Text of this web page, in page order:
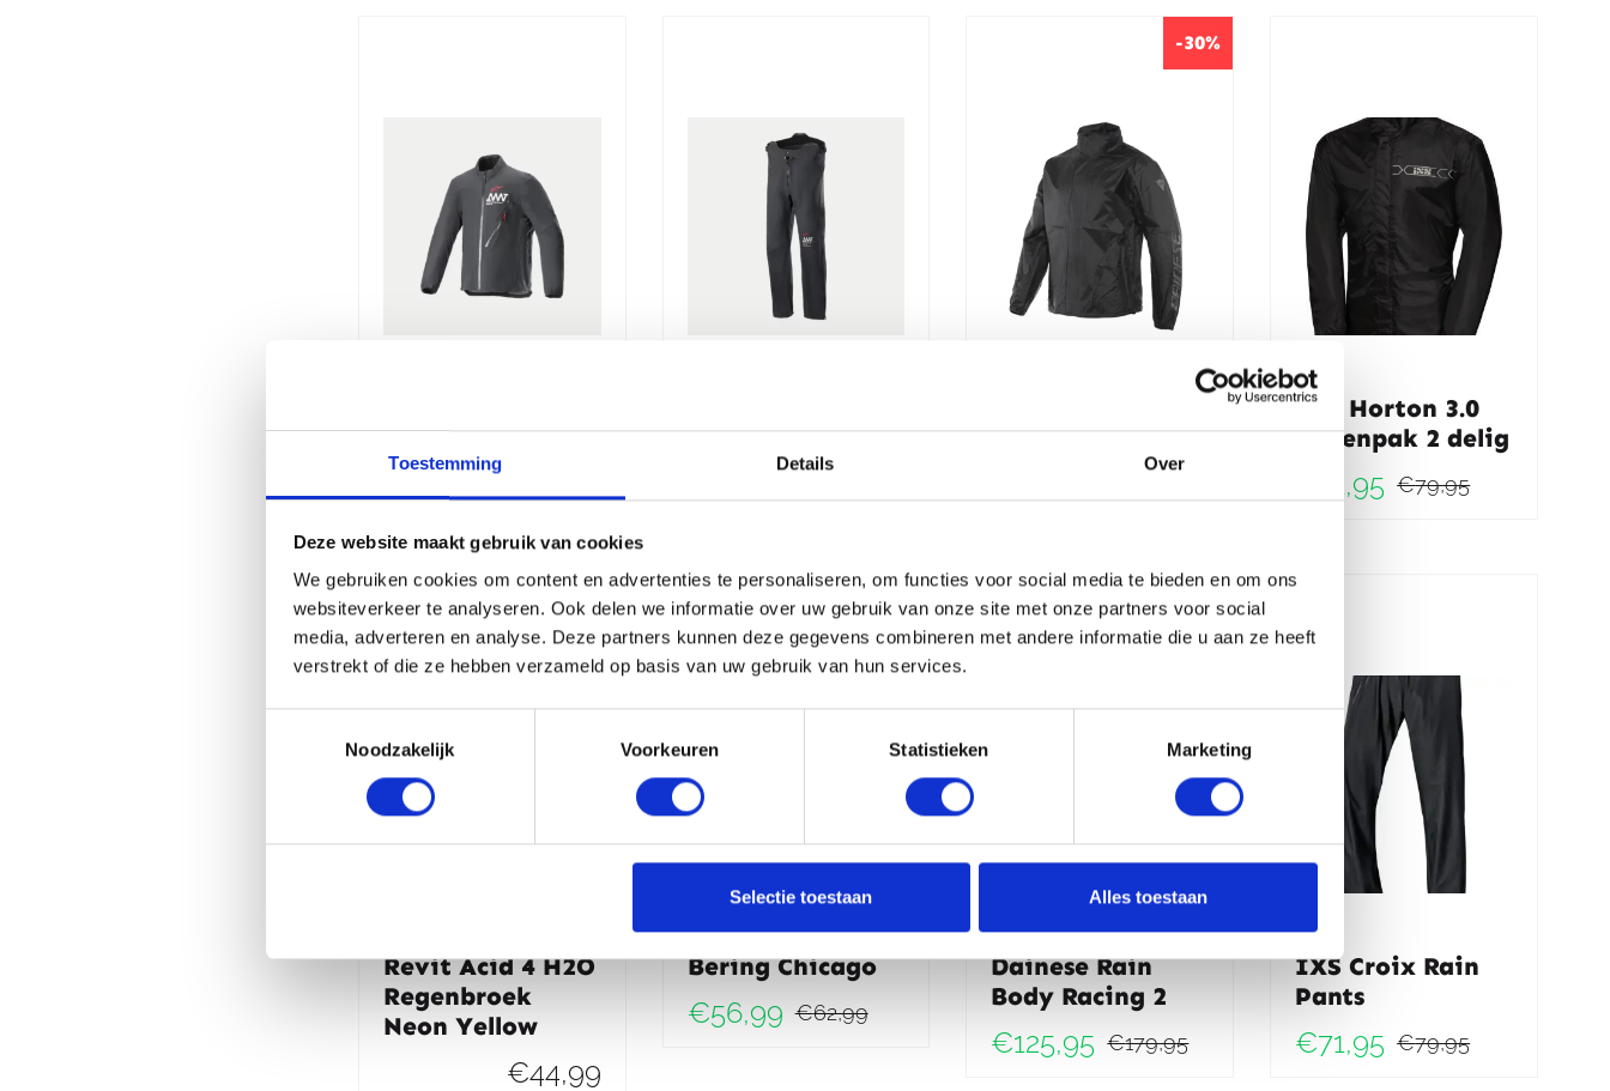
Toestemming Details Over
Deze website maakt gebruik van cookies
We gebruiken cookies om content en advertenties te personaliseren, om functies voor social media te bieden en om ons
websiteverkeer te analyseren. Ook delen we informatie over uw gebruik van onze site met onze partners voor social
media, adverteren en analyse. Deze partners kunnen deze gegevens combineren met andere informatie die u aan ze heeft
verstrekt of die ze hebben verzameld op basis van uw gebruik van hun services.
Noodzakelijk
Voorkeuren Statistieken Marketing
Selectie toestaan Alles toestaan
prijs
was:
prijs
is:
Storm Drystar XF
Jacket Black
Oorspronkelijke
prijs
was:
€139,95.
Huidige
prijs
is:
€132,95.
Storm Drystar XF
Pants Black
prijs
was:
€129,95.
prijs
is:
€123,95.
-30%
Rain Jacket Black
Fluo Yellow 620
prijs
was:
prijs
is:
IXS Horton 3.0
Regenpak 2 delig
€79,95
71,95
Revit Acid 4 H2O
Regenbroek
Neon Yellow
€44,99
Bering Chicago
€62,99
Oorspronkelijke
€56,99
Huidige
-30%
Dainese Rain
Body Racing 2
€179,95
Oorspronkelijke
€125,95
Huidige
IXS Croix Rain
Pants
€79,95
€71,95